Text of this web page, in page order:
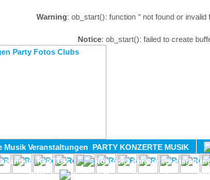
Warning: ob_start(): function '' not found or
Notice: ob_start(): failed to create
PARTY KONZERTE MUSIK
KULTUR
GAY